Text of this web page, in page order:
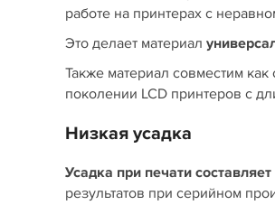
работе на принтерах с
Это делает материал
Также материал совместим
поколении LCD принтеров с
Низкая усадка
Усадка при печати
результатов при серийном